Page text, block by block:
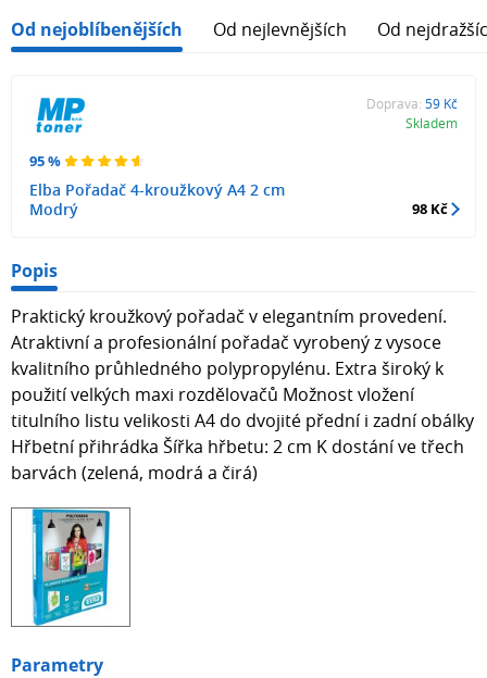
Od nejoblíbenějších Od nejlevnějších Od
95 %
Elba Pořadač 4-kroužkový A4 2 cm
Modrý
Doprava: 59 Kč
Skladem
98 Kč
Popis
Praktický kroužkový pořadač v elegantním provedení.
Atraktivní a profesionální pořadač vyrobený z vysoce
kvalitního průhledného polypropylénu. Extra široký k
použití velkých maxi rozdělovačů Možnost vložení
titulního listu velikosti A4 do dvojité přední i zadní obálky
Hřbetní přihrádka Šířka hřbetu: 2 cm K dostání ve třech
barvách (zelená, modrá a čirá)
Parametry